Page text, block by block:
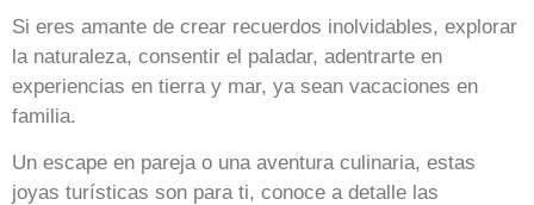
Si eres amante de crear recuerdos inolvidables, explorar
la naturaleza, consentir el paladar, adentrarte en
experiencias en tierra y mar, ya sean vacaciones en
familia.
Un escape en pareja o una aventura culinaria, estas
joyas turísticas son para ti, conoce a detalle las